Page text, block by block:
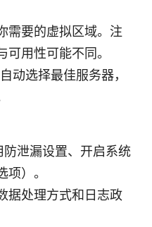
需要的虚拟区域。注
用性可能不同。
动选择最佳服务器，
泄漏设置、开启系统
）。
据处理方式和日志政